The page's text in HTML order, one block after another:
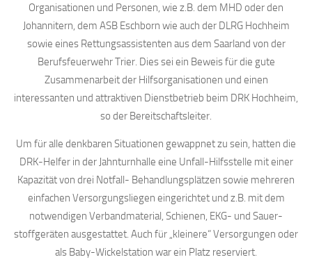
Organisationen und Personen, wie z.B. dem MHD oder den
Johannitern, dem ASB Eschborn wie auch der DLRG Hochheim
sowie eines Rettungsassistenten aus dem Saarland von der
Berufsfeuerwehr Trier. Dies sei ein Beweis für die gute
Zusammenarbeit der Hilfsorganisationen und einen
interessanten und attraktiven Dienstbetrieb beim DRK Hochheim,
so der Bereitschaftsleiter.
Um für alle denkbaren Situationen gewappnet zu sein, hatten die
DRK-Helfer in der Jahnturnhalle eine Unfall-Hilfsstelle mit einer
Kapazität von drei Notfall- Behandlungsplätzen sowie mehreren
einfachen Versorgungsliegen eingerichtet und z.B. mit dem
notwendigen Verbandmaterial, Schienen, EKG- und Sauer-
stoffgeräten ausgestattet. Auch für „kleinere“ Versorgungen oder
als Baby-Wickelstation war ein Platz reserviert.